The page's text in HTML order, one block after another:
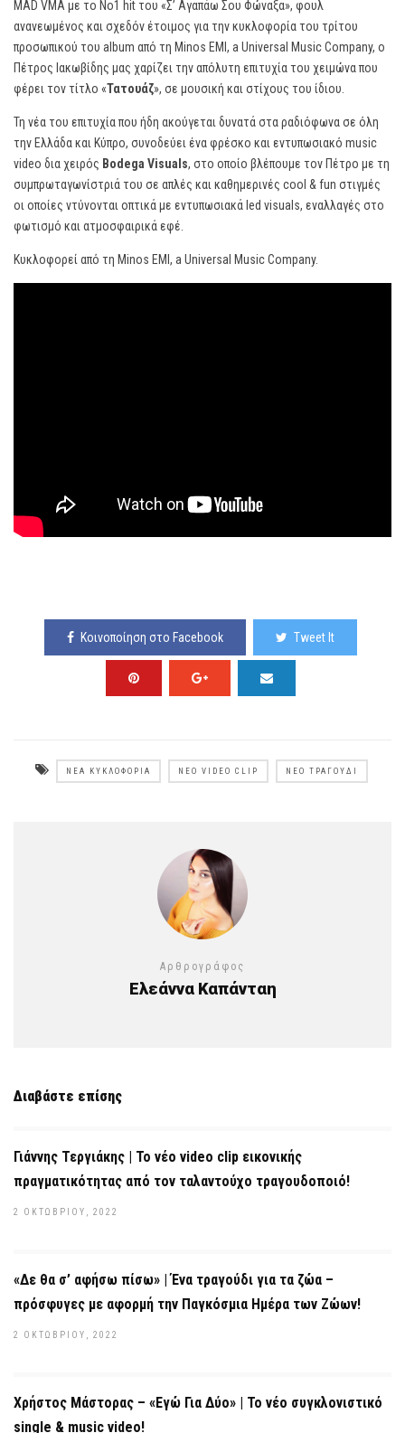
MAD VMA με το No1 hit του «Σ’ Αγαπάω Σου Φώναξα», φουλ
ανανεωμένος και σχεδόν έτοιμος για την κυκλοφορία του τρίτου
προσωπικού του album από τη Minos EMI, a Universal Music Company, ο
Πέτρος Ιακωβίδης μας χαρίζει την απόλυτη επιτυχία του χειμώνα που
φέρει τον τίτλο «Τατουάζ», σε μουσική και στίχους του ίδιου.
Τη νέα του επιτυχία που ήδη ακούγεται δυνατά στα ραδιόφωνα σε όλη
την Ελλάδα και Κύπρο, συνοδεύει ένα φρέσκο και εντυπωσιακό music
video δια χειρός Bodega Visuals, στο οποίο βλέπουμε τον Πέτρο με τη
συμπρωταγωνίστριά του σε απλές και καθημερινές cool & fun στιγμές
οι οποίες ντύνονται οπτικά με εντυπωσιακά led visuals, εναλλαγές στο
φωτισμό και ατμοσφαιρικά εφέ.
Κυκλοφορεί από τη Minos EMI, a Universal Music Company.
Κοινοποίηση στο Facebook Tweet It
ΝΈΑ ΚΥΚΛΟΦΟΡΊΑ ΝΈΟ VIDEO CLIP ΝΈΟ ΤΡΑΓΟΎΔΙ
Αρθρογράφος
Ελεάννα Καπάνταη
Διαβάστε επίσης
Γιάννης Τεργιάκης | Το νέο video clip εικονικής
πραγματικότητας από τον ταλαντούχο τραγουδοποιό!
2 ΟΚΤΩΒΡΊΟΥ, 2022
«Δε θα σ’ αφήσω πίσω» | Ένα τραγούδι για τα ζώα –
πρόσφυγες με αφορμή την Παγκόσμια Ημέρα των Ζώων!
2 ΟΚΤΩΒΡΊΟΥ, 2022
Χρήστος Μάστορας – «Εγώ Για Δύο» | Το νέο συγκλονιστικό
single & music video!